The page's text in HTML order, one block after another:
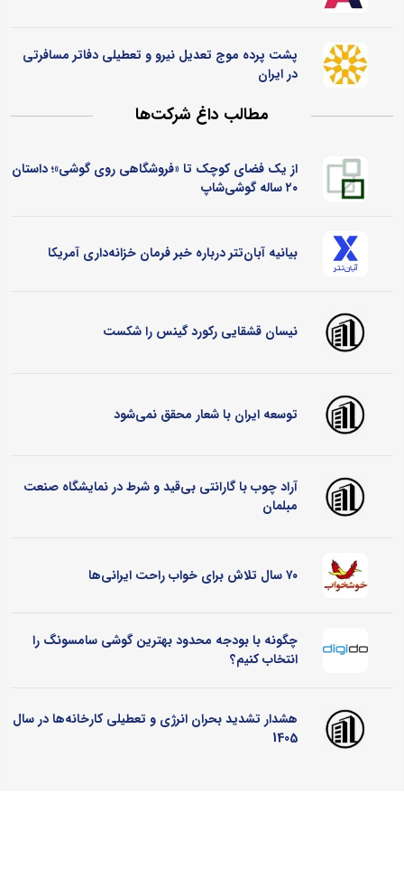
پشت پرده موج تعدیل نیرو و تعطیلی دفاتر مسافرتی
در ایران
مطالب داغ شرکت‌ها
از یک فضای کوچک تا «فروشگاهی روی گوشی»؛ داستان
۲۰ ساله گوشی‌شاپ
بیانیه آبان‌تتر درباره خبر فرمان خزانه‌داری آمریکا
نیسان قشقایی رکورد گینس را شکست
توسعه ایران با شعار محقق نمی‌شود
آراد چوب با گارانتی بی‌قید و شرط در نمایشگاه صنعت
مبلمان
۷۰ سال تلاش برای خواب راحت ایرانی‌ها
چگونه با بودجه محدود بهترین گوشی سامسونگ را
انتخاب کنیم؟
هشدار تشدید بحران انرژی و تعطیلی کارخانه‌ها در سال
1405